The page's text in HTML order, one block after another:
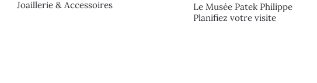
Joaillerie & Accessoires
Le Musée Patek Philippe
Planifiez votre visite